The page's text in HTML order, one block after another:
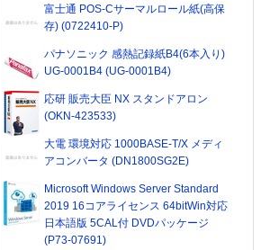
富士通 POS-Cサーマルロール紙(高保
存) (0722410-P)
パナソニック 感熱記録紙B4(6本入り)
UG-0001B4 (UG-0001B4)
応研 販売大臣 NX スタンドアロン
(OKN-423533)
大電 環境対応 1000BASE-T/X メディ
アコンバータ (DN1800SG2E)
Microsoft Windows Server Standard
2019 16コアライセンス 64bitWin対応
日本語版 5CAL付 DVDパッケージ
(P73-07691)